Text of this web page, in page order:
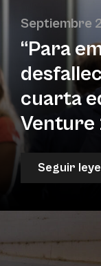
Septiembre
“Para
cuarta
Venture
Seguir